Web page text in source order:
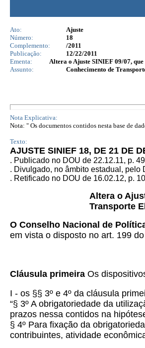
Ato:
Ajuste
Número:
18
Complemento:
/2011
Publicação:
12/22/2011
Ementa:
Altera o Ajuste SINIEF 09/07,
Assunto:
Conhecimento de
Nota Explicativa:
Nota: " Os documentos contidos nesta base de
Texto:
AJUSTE SINIEF 18, DE 21 DE
. Publicado no DOU de 22.12.11, p.
. Divulgado, no âmbito estadual, pelo
. Retificado no DOU de 16.02.12, p.
Altera o
Transporte
O Conselho Nacional de
em vista o disposto no art. 199
Cláusula primeira Os
I - os §§ 3º e 4º da cláusula
“§ 3º A obrigatoriedade da
prazos nessa contidos na
§ 4º Para fixação da
contribuintes, atividade